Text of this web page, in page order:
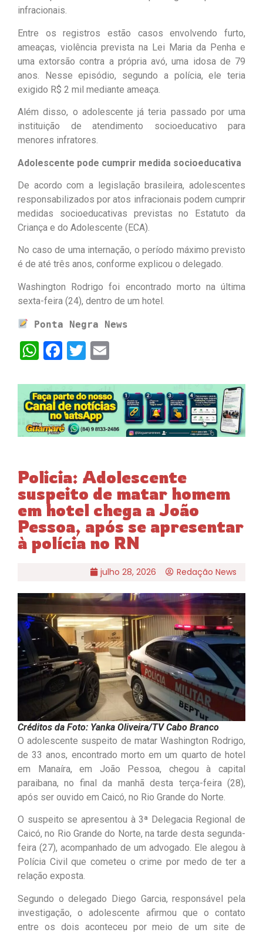
infracionais.
Entre os registros estão casos envolvendo furto,
ameaças, violência prevista na Lei Maria da Penha e
uma extorsão contra a própria avó, uma idosa de 79
anos. Nesse episódio, segundo a polícia, ele teria
exigido R$ 2 mil mediante ameaça.
Além disso, o adolescente já teria passado por uma
instituição de atendimento socioeducativo para
menores infratores.
Adolescente pode cumprir medida socioeducativa
De acordo com a legislação brasileira, adolescentes
responsabilizados por atos infracionais podem cumprir
medidas socioeducativas previstas no Estatuto da
Criança e do Adolescente (ECA).
No caso de uma internação, o período máximo previsto
é de até três anos, conforme explicou o delegado.
Washington Rodrigo foi encontrado morto na última
sexta-feira (24), dentro de um hotel.
Ponta Negra News
WhatsApp
Facebook
Twitter
Policia: Adolescente
suspeito de matar homem
em hotel chega a João
Pessoa, após se apresentar
à polícia no RN
julho 28, 2026 Redação News
Créditos da Foto: Yanka Oliveira/TV Cabo Branco
O adolescente suspeito de matar Washington Rodrigo,
de 33 anos, encontrado morto em um quarto de hotel
em Manaíra, em João Pessoa, chegou à capital
paraibana, no final da manhã desta terça-feira (28),
após ser ouvido em Caicó, no Rio Grande do Norte.
O suspeito se apresentou à 3ª Delegacia Regional de
Caicó, no Rio Grande do Norte, na tarde desta segunda-
feira (27), acompanhado de um advogado. Ele alegou à
Polícia Civil que cometeu o crime por medo de ter a
relação exposta.
Segundo o delegado Diego Garcia, responsável pela
investigação, o adolescente afirmou que o contato
entre os dois aconteceu por meio de um site de